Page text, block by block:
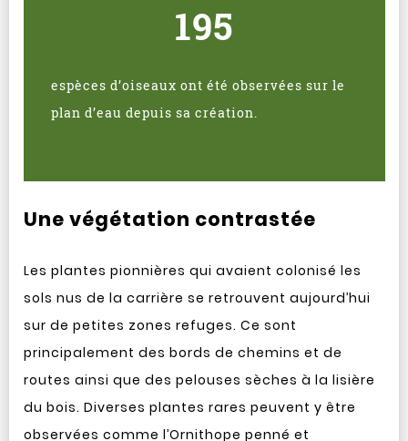
195
espèces d’oiseaux ont été observées sur le
plan d’eau depuis sa création.
Une végétation contrastée
Les plantes pionnières qui avaient colonisé les
sols nus de la carrière se retrouvent aujourd’hui
sur de petites zones refuges. Ce sont
principalement des bords de chemins et de
routes ainsi que des pelouses sèches à la lisière
du bois. Diverses plantes rares peuvent y être
observées comme l’Ornithope penné et